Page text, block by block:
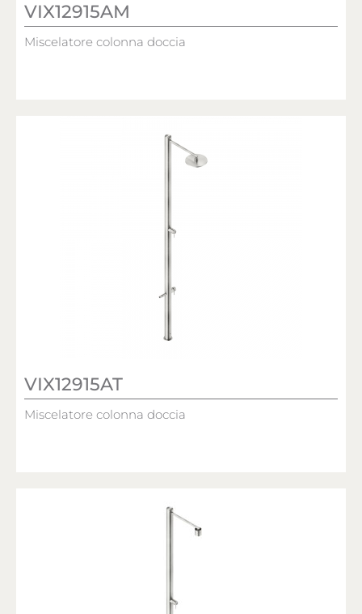
VIX12915AM
Miscelatore colonna doccia
VIX12915AT
Miscelatore colonna doccia